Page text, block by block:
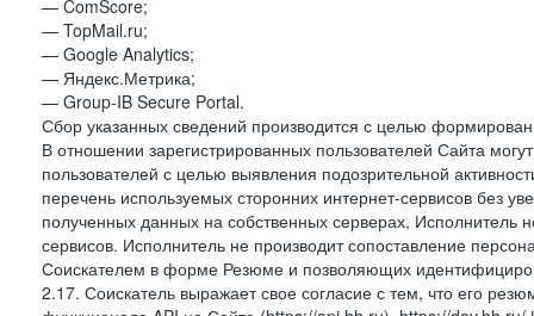
— ComScore;
— TopMail.ru;
— Google Analytics;
— Яндекс.Метрика;
— Group-IB Secure Portal.
Сбор указанных сведений производится с целью
В отношении зарегистрированных пользователей Сайта
пользователей с целью выявления подозрительной
перечень используемых сторонних интернет-сервисов без
полученных данных на собственных серверах, Исполнитель
сервисов. Исполнитель не производит сопоставление
Соискателем в форме Резюме и позволяющих
2.17. Соискатель выражает свое согласие с тем, что его